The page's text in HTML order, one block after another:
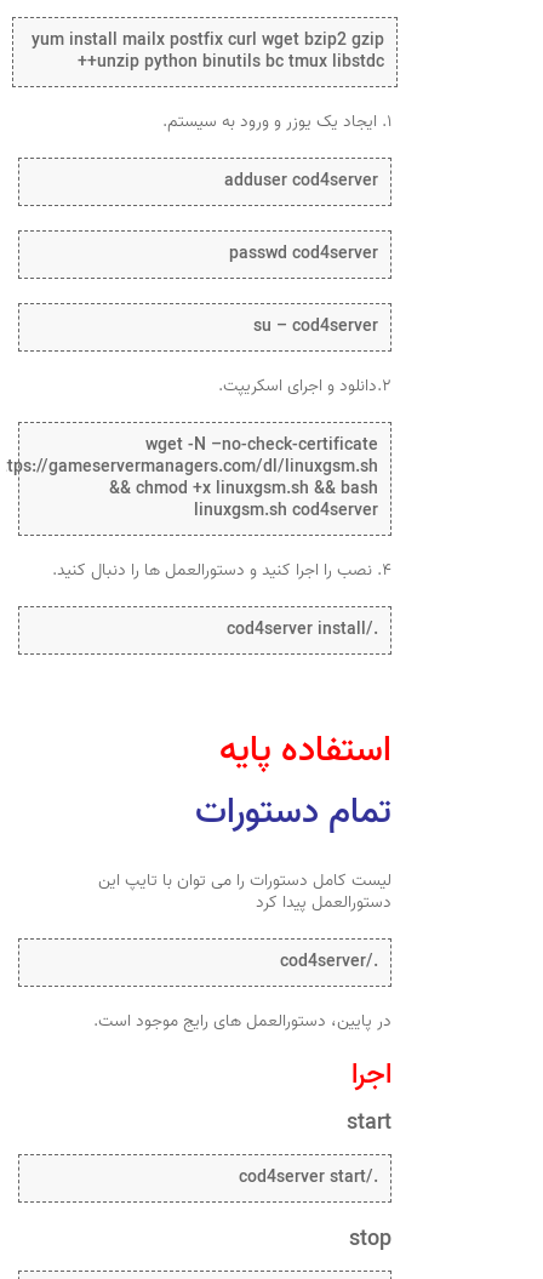
yum install mailx postfix curl wget bzip2 gzip
unzip python binutils bc tmux libstdc++
۱. ایجاد یک یوزر و ورود به سیستم.
adduser cod4server
passwd cod4server
su – cod4server
۲.دانلود و اجرای اسکریپت.
wget -N –no-check-certificate
gameservermanagers.com/dl/linuxgsm.sh
&& chmod +x linuxgsm.sh && bash
linuxgsm.sh cod4server
۴. نصب را اجرا کنید و دستورالعمل ها را دنبال کنید.
./cod4server install
استفاده پایه
تمام دستورات
لیست کامل دستورات را می توان با تایپ این
دستورالعمل پیدا کرد
./cod4server
در پایین، دستورالعمل های رایج موجود است.
اجرا
start
./cod4server start
stop